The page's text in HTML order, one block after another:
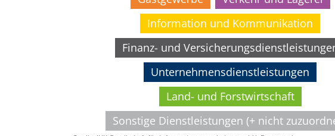
Information und Kommunikation
Finanz- und
Unternehmensdienstleistungen
Land- und Forstwirtschaft
Sonstige Dienstleistungen (+ nicht